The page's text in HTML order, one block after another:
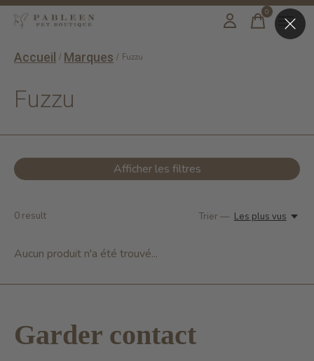
0items
Accueil / Marques / Fuzzu
Fuzzu
Afficher les filtres
0 result Trier — Les plus vus
Aucun produit n'a été trouvé...
Garder contact